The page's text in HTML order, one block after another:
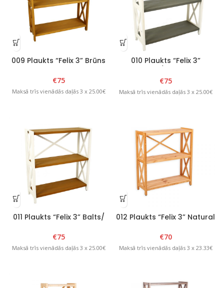
009 Plaukts “Felix 3” Brūns
€75
Maksā trīs vienādās daļās 3 x 25.00€
010 Plaukts “Felix 3”
€75
Maksā trīs vienādās daļās 3 x 25.00€
011 Plaukts “Felix 3” Balts/
€75
Maksā trīs vienādās daļās 3 x 25.00€
012 Plaukts “Felix 3” Natural
€70
Maksā trīs vienādās daļās 3 x 23.33€